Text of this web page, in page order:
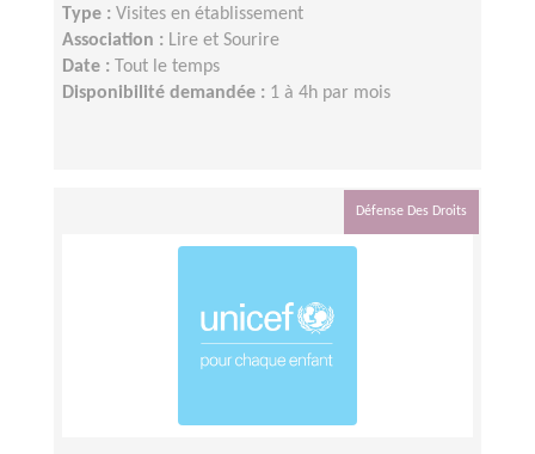
Type : Visites en établissement
Association : Lire et Sourire
Date :
Tout le temps
Disponibilité demandée : 1 à 4h par mois
Défense Des Droits